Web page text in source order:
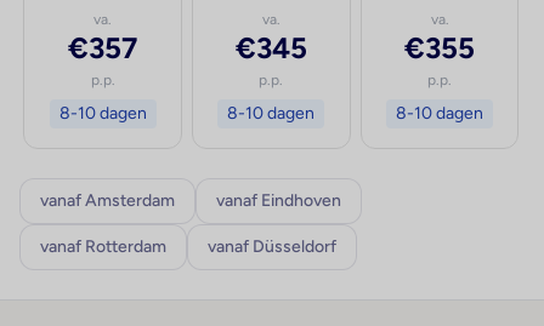
va.
€357
p.p.
8-10 dagen
va.
€345
p.p.
8-10 dagen
va.
€355
p.p.
8-10 dagen
vanaf Amsterdam vanaf Eindhoven
vanaf Rotterdam vanaf Düsseldorf